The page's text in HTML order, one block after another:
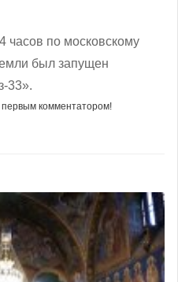
часов по московскому
был запущен
33».
первым комментатором!